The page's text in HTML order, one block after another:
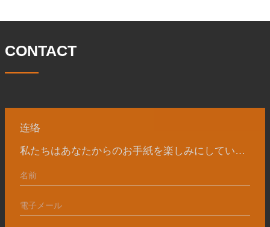
電、石油機械部品、建設機械、鉱業、冶
CONTACT
连络
私たちはあなたからのお手紙を楽しみにしています